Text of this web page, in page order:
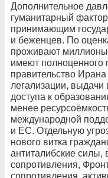
Дополнительное
гуманитарный
принимающим
и беженцев. По
проживают миллионы
имеют полноценного
правительство
легализации, выдачи
доступа к
менее
международной
и ЕС. Отдельную
нового витка
антиталибские силы,
сопротивления,
сопротивления,